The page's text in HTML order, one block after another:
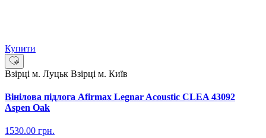
Купити
Взірці м. Луцьк Взірці м. Київ
Вінілова підлога Afirmax Legnar Acoustic CLEA 43092
Aspen Oak
1530.00 грн.